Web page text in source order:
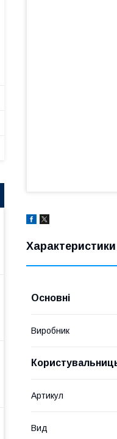
Характеристики
Основні
Виробник
Артикул
Вид